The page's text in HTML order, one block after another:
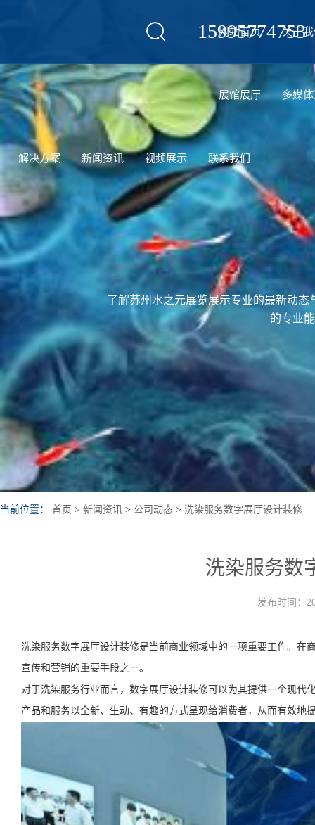
15995774753
网站首页 关于
展馆展厅 多媒
解决方案 新闻资讯 视频展示 联系我们
了解苏州水之元展览展示专业的最新动
的专业
当前位置： 首页 > 新闻资讯 > 公司动态 > 洗染服务数字展厅设计装修
洗染服务数
发布时间：
洗染服务数字展厅设计装修是当前商业领域中的一项重要工作。
宣传和营销的重要手段之一。
对于洗染服务行业而言，数字展厅设计装修可以为其提供一个现
产品和服务以全新、生动、有趣的方式呈现给消费者，从而有效地